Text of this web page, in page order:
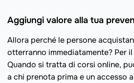
Aggiungi valore alla tua
Allora perché le persone
otterranno immediatamente? Per
Quando si tratta di corsi online,
a chi prenota prima e un accesso